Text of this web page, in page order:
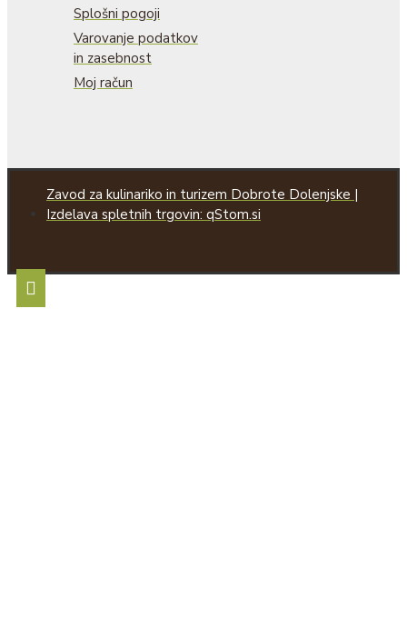
Splošni pogoji
Varovanje podatkov
in zasebnost
Moj račun
Zavod za kulinariko in turizem Dobrote Dolenjske |
Izdelava spletnih trgovin: qStom.si